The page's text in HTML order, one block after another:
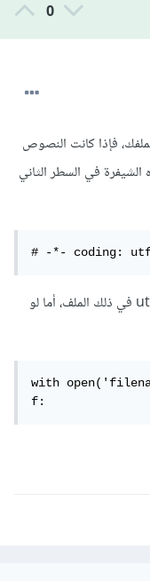
0
فإذا كانت النصوص
في السطر الثاني
# -*- coding:
حيث سيعرف بايثون أنك ستستخدم ترميز utf-8 في ذلك الملف، أما لو
with
f: